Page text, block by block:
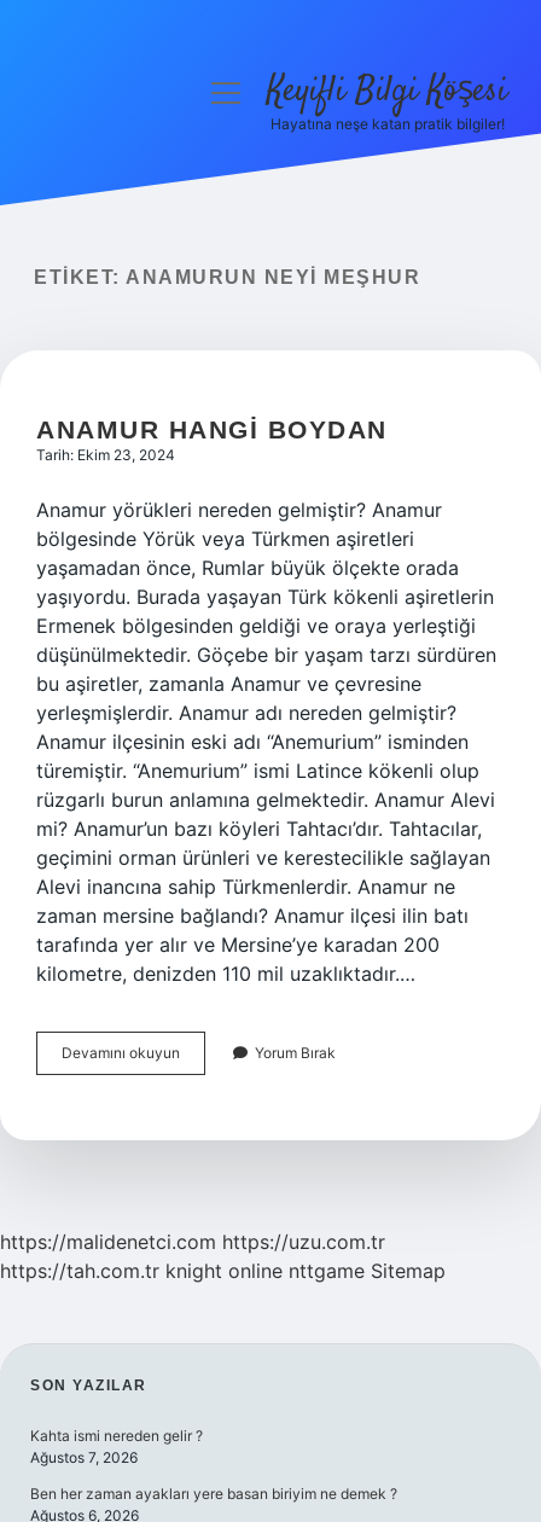
Yasal Uyarı
menüyüKeyifli Bilgi Köşesi
Hayatına neşe katan pratik bilgiler!
ETIKET: ANAMURUN NEYI MEŞHUR
ANAMUR HANGI BOYDAN
Tarih: Ekim 23, 2024
Anamur yörükleri nereden gelmiştir? Anamur
bölgesinde Yörük veya Türkmen aşiretleri
yaşamadan önce, Rumlar büyük ölçekte orada
yaşıyordu. Burada yaşayan Türk kökenli aşiretlerin
Ermenek bölgesinden geldiği ve oraya yerleştiği
düşünülmektedir. Göçebe bir yaşam tarzı sürdüren
bu aşiretler, zamanla Anamur ve çevresine
yerleşmişlerdir. Anamur adı nereden gelmiştir?
Anamur ilçesinin eski adı “Anemurium” isminden
türemiştir. “Anemurium” ismi Latince kökenli olup
rüzgarlı burun anlamına gelmektedir. Anamur Alevi
mi? Anamur’un bazı köyleri Tahtacı’dır. Tahtacılar,
geçimini orman ürünleri ve kerestecilikle sağlayan
Alevi inancına sahip Türkmenlerdir. Anamur ne
zaman mersine bağlandı? Anamur ilçesi ilin batı
tarafında yer alır ve Mersine’ye karadan 200
kilometre, denizden 110 mil uzaklıktadır.…
Devamını okuyun
Hangi
Yorum Bırak
https://malidenetci.com https://uzu.com.tr
https://tah.com.tr knight online nttgame Sitemap
SIDEBAR
SON YAZILAR
Kahta ismi nereden gelir ?
Ağustos 7, 2026
Ben her zaman ayakları yere basan biriyim ne demek ?
Ağustos 6, 2026